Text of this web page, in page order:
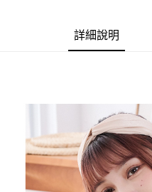
便利好安心！
１．簡單：不需註冊會員、不需綁
２．便利：只要手機號碼，簡訊認
３．安心：先確認商品／服務後，
【「AFTEE先享後付」結帳流程】
１．於結帳方式選擇「AFTEE先享
運送方式
全家取貨付款
詳細說明